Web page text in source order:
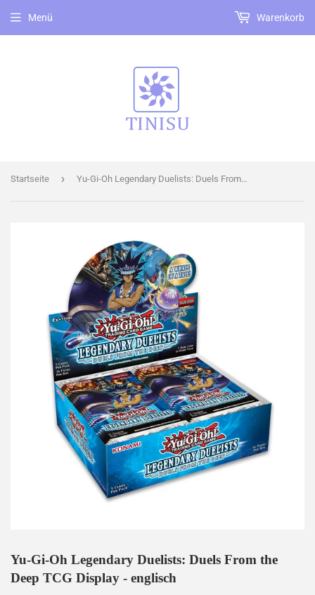
Menü Warenkorb
Startseite › Yu-Gi-Oh Legendary Duelists: Duels From the Deep TCG Display - englisch
Yu-Gi-Oh Legendary Duelists: Duels From the
Deep TCG Display - englisch